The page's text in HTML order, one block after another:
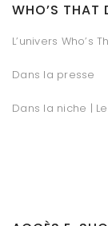
WHO’S THAT
L’univers Who’s
Dans la presse
Dans la niche |